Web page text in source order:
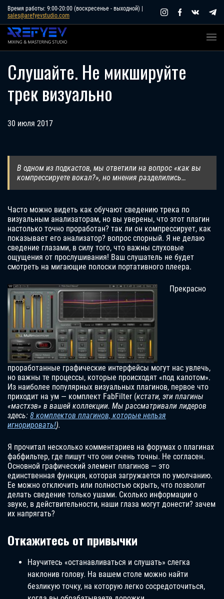
Skip
content
Время работы: 9:00-20:00 (воскресенье - выходной) |
sales@arefyevstudio.com
Слушайте. Не микшируйте
трек визуально
30 июля 2017
В одном из подкастов, мы ответили на вопрос «как вы
компрессируете вокал?», но мнения разделились…
Часто можно видеть как обучают сведению трека по
визуальным анализаторам, но вы уверены, что этот плагин
настолько точно проработан? так ли он компрессирует, как
показывает его анализатор? вопрос спорный. Я не делаю
сведение глазами, в силу того, что важны слуховые
ощущения от прослушивания! Ваш слушатель не будет
смотреть на мигающие полоски портативного плеера.
Прекрасно
проработанные графические интерфейсы могут нас увлечь,
но важны те процессы, которые происходят «под капотом».
Из наиболее популярных визуальных плагинов, первое что
приходит на ум — комплект FabFilter (кстати, эти плагины
«мастхэв» в вашей коллекции. Мы рассматривали лидеров
здесь: 8 комплектов плагинов, которые нельзя
игнорировать!).
Я прочитал несколько комментариев на форумах о плагинах
фабфильтер, где пишут что они очень точны. Не согласен.
Основной графический элемент плагинов — это
единственная функция, которая загружается по умолчанию.
Ее можно отключить или полностью скрыть, что позволит
делать сведение только ушами. Сколько информации о
звуке, в действительности, наши глаза могут донести? зачем
их напрягать?
Откажитесь от привычки
Научитесь «останавливаться и слушать» слегка
наклонив голову. На вашем столе можно найти
безликую точку, на которую легко сосредоточиться,